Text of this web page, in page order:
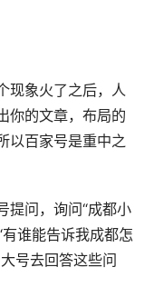
现象火了之后，人
你的文章，布局的
以百家号是重中之
提问，询问“成都小
谁能告诉我成都怎
号去回答这些问